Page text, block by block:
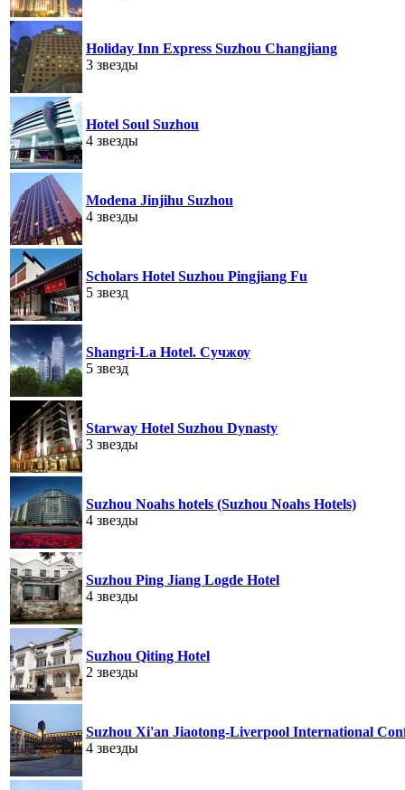
Holiday Inn Express Suzhou Changjiang
3 звезды
Hotel Soul Suzhou
4 звезды
Modena Jinjihu Suzhou
4 звезды
Scholars Hotel Suzhou Pingjiang Fu
5 звезд
Shangri-La Hotel. Сучжоу
5 звезд
Starway Hotel Suzhou Dynasty
3 звезды
Suzhou Noahs hotels (Suzhou Noahs Hotels)
4 звезды
Suzhou Ping Jiang Logde Hotel
4 звезды
Suzhou Qiting Hotel
2 звезды
Suzhou Xi'an Jiaotong-Liverpool International
4 звезды